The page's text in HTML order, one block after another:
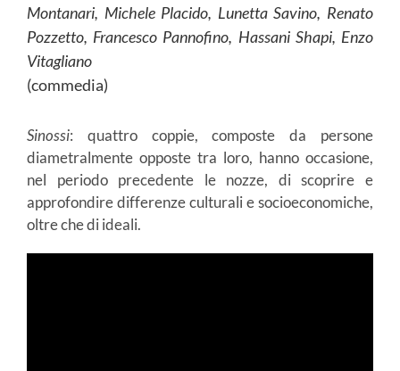
Montanari, Michele Placido, Lunetta Savino, Renato
Pozzetto, Francesco Pannofino, Hassani Shapi, Enzo
Vitagliano
(commedia)
Sinossi: quattro coppie, composte da persone
diametralmente opposte tra loro, hanno occasione,
nel periodo precedente le nozze, di scoprire e
approfondire differenze culturali e socioeconomiche,
oltre che di ideali.